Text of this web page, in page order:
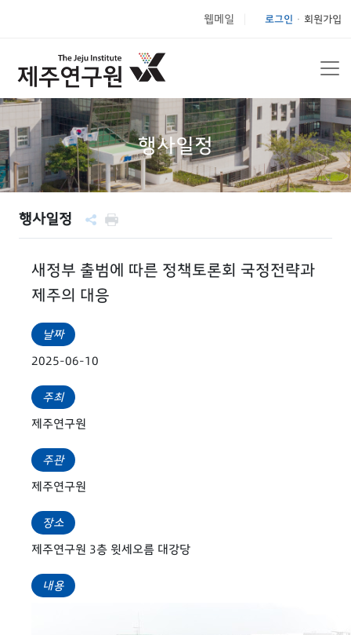
웹메일 로그인 회원가입
행사일정
행사일정
새정부 출범에 따른 정책토론회 국정전략과
제주의 대응
날짜
2025-06-10
주최
제주연구원
주관
제주연구원
장소
제주연구원 3층 윗세오름 대강당
내용